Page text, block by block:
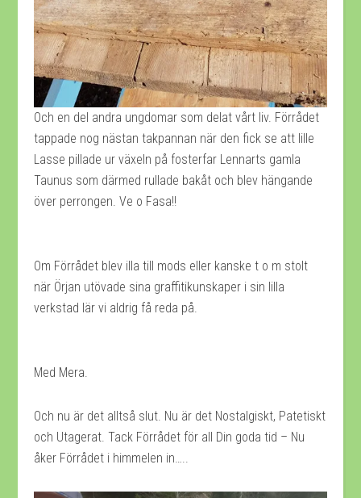
Och en del andra ungdomar som delat vårt liv. Förrådet
tappade nog nästan takpannan när den fick se att lille
Lasse pillade ur växeln på fosterfar Lennarts gamla
Taunus som därmed rullade bakåt och blev hängande
över perrongen. Ve o Fasa!!
Om Förrådet blev illa till mods eller kanske t o m stolt
när Örjan utövade sina graffitikunskaper i sin lilla
verkstad lär vi aldrig få reda på.
Med Mera.
Och nu är det alltså slut. Nu är det Nostalgiskt, Patetiskt
och Utagerat. Tack Förrådet för all Din goda tid – Nu
åker Förrådet i himmelen in…..